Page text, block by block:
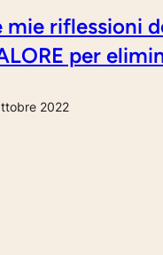
mie riflessioni
per
2022